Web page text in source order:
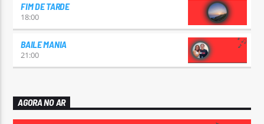
FIM DE TARDE
18:00
BAILE MANIA
21:00
AGORA NO AR